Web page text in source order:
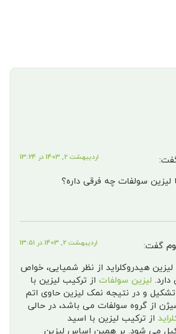
اردیبهشت 2, 1403 در 13:24
لیزین سولفات چه فرقی داره؟
گفت: اردیبهشت 2, 1403 در 13:51
هیدروکلراید از نظر شمیایی، خواص
لیزین سولفات از ترکیب لیزین با
و در نتیجه نمک لیزین حاوی اتم
از گروه سولفات می باشد، در حالی
از ترکیب لیزین با اسید
می شود. بر همین اساس لیزین